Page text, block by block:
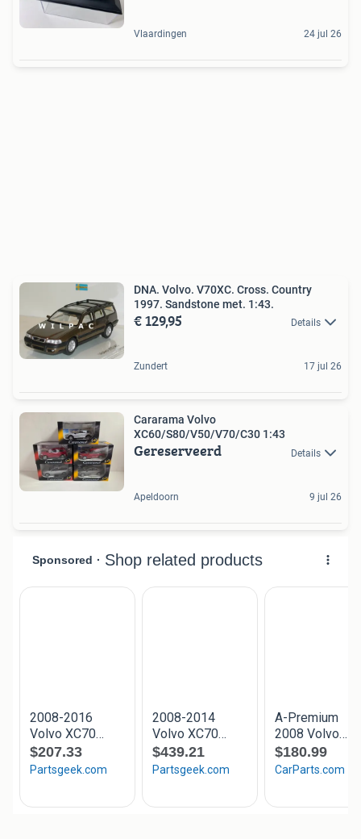
Vlaardingen 24 jul 26
DNA. Volvo. V70XC. Cross. Country
1997. Sandstone met. 1:43.
€ 129,95 Details
Zundert 17 jul 26
Cararama Volvo
XC60/S80/V50/V70/C30 1:43
Gereserveerd Details
Apeldoorn 9 jul 26